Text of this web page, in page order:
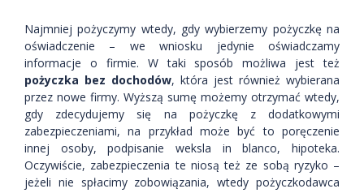
Najmniej pożyczymy wtedy, gdy wybierzemy pożyczkę na
oświadczenie – we wniosku jedynie oświadczamy
informacje o firmie. W taki sposób możliwa jest też
pożyczka bez dochodów, która jest również wybierana
przez nowe firmy. Wyższą sumę możemy otrzymać wtedy,
gdy zdecydujemy się na pożyczkę z dodatkowymi
zabezpieczeniami, na przykład może być to poręczenie
innej osoby, podpisanie weksla in blanco, hipoteka.
Oczywiście, zabezpieczenia te niosą też ze sobą ryzyko –
jeżeli nie spłacimy zobowiązania, wtedy pożyczkodawca